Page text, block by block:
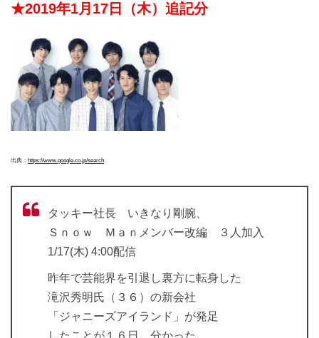
★2019年1月17日（木）追記分
出典： https://www.google.co.jp/search
タッキー社長 いきなり剛腕、
Ｓｎｏｗ Ｍａｎメンバー改編 ３人加入
1/17(木) 4:00配信
昨年で芸能界を引退し裏方に転身した
滝沢秀明氏（３６）の新会社
「ジャニーズアイランド」が発足
したことが１６日、分かった。